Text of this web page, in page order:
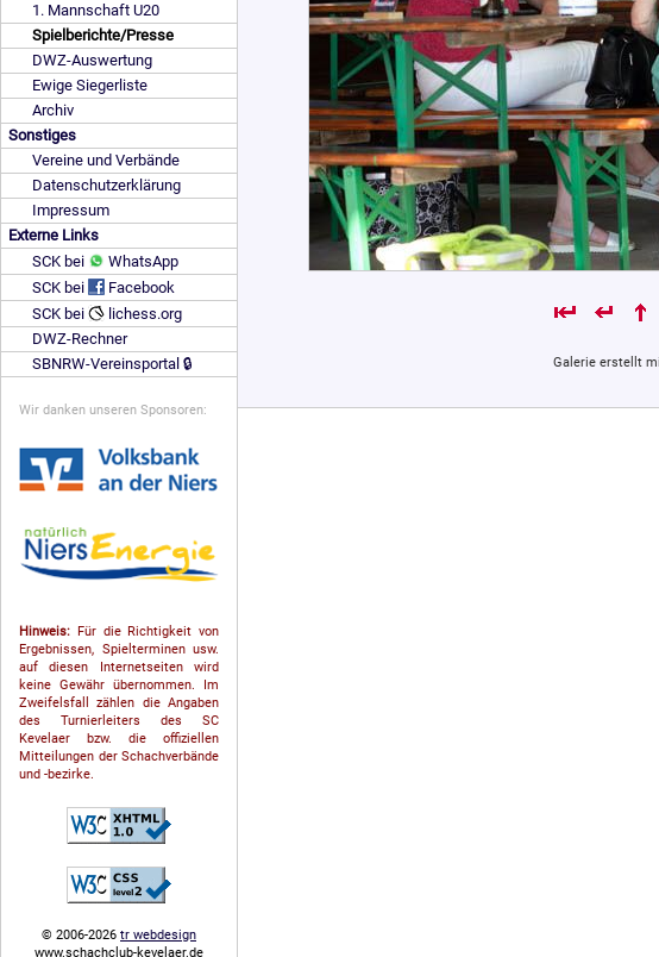
1. Mannschaft U20
Spielberichte/Presse
DWZ-Auswertung
Ewige Siegerliste
Archiv
Sonstiges
Vereine und Verbände
Datenschutzerklärung
Impressum
Externe Links
SCK bei
WhatsApp
SCK bei
Facebook
SCK bei
lichess.org
DWZ-Rechner
SBNRW-Vereinsportal 🔒
Wir danken unseren Sponsoren:
Hinweis: Für die Richtigkeit von
Ergebnissen, Spielterminen usw.
auf diesen Internetseiten wird
keine Gewähr übernommen. Im
Zweifelsfall zählen die Angaben
des Turnierleiters des SC
Kevelaer bzw. die offiziellen
Mitteilungen der Schach­ver­bände
und -bezirke.
© 2006-2026 tr webdesign
www.schachclub-kevelaer.de
Galerie erstellt